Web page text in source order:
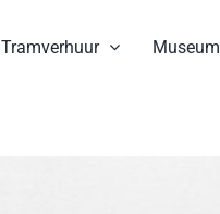
Tramverhuur Museum